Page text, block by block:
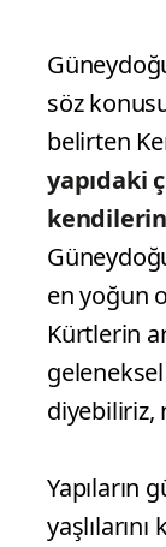
söz
belirten
yapıdaki
en yoğun
Kürtlerin
diyebiliriz,
Yapıların